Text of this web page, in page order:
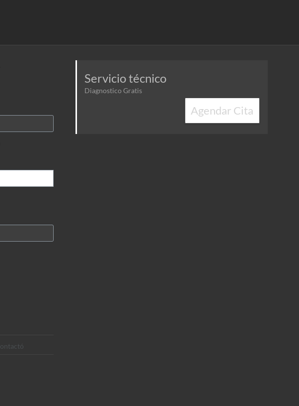
Servicio técnico
Diagnostico Gratis
Agendar Cita